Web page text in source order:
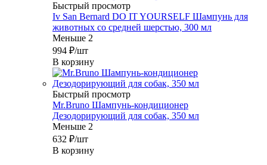
Быстрый просмотр
Iv San Bernard DO IT YOURSELF Шампунь для
животных со средней шерстью, 300 мл
Меньше 2
994 ₽/шт
В корзину
Быстрый просмотр
Mr.Bruno Шампунь-кондиционер
Дезодорирующий для собак, 350 мл
Меньше 2
632 ₽/шт
В корзину